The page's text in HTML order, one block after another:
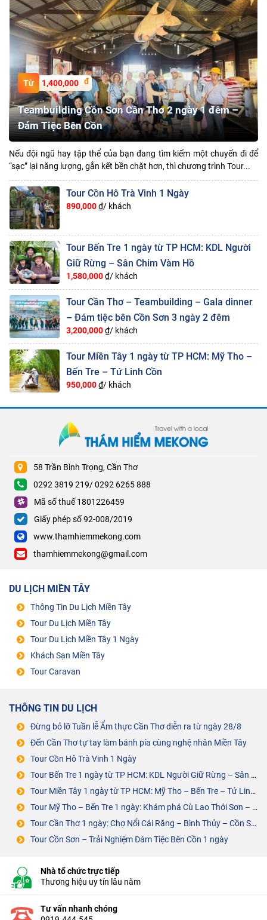
1,400,000
Teambuilding Cồn Sơn Cần Thơ 2 ngày 1 đêm –
Đám Tiệc Bên Cồn
Nếu đội ngũ hay tập thể của bạn đang tìm kiếm một chuyến đi để
“sạc” lại năng lượng, gắn kết bền chặt hơn, thì chương trình Tour...
Tour Cồn Hô Trà Vinh 1 Ngày
890,000₫/ khách
Tour Bến Tre 1 ngày từ TP HCM: KDL Người
Giữ Rừng – Sân Chim Vàm Hồ
1,580,000₫/ khách
Tour Cần Thơ – Teambuilding – Gala dinner
– Đám tiệc bên Cồn Sơn 3 ngày 2 đêm
3,200,000₫/ khách
Tour Miền Tây 1 ngày từ TP HCM: Mỹ Tho –
Bến Tre – Tứ Linh Cồn
950,000₫/ khách
58 Trần Bình Trọng, Cần Thơ
0292 3819 219/ 0292 6265 888
Mã số thuế 1801226459
Giấy phép số 92-008/2019
www.thamhiemmekong.com
thamhiemmekong@gmail.com
DU LỊCH MIỀN TÂY
Thông Tin Du Lịch Miền Tây
Tour Du Lịch Miền Tây
Tour Du Lịch Miền Tây 1 Ngày
Khách Sạn Miền Tây
Tour Caravan
THÔNG TIN DU LỊCH
Đừng bỏ lỡ Tuần lễ Ẩm thực Cần Thơ diễn ra từ ngày 28/8
Đến Cần Thơ tự tay làm bánh pía cùng nghệ nhân Miền Tây
Tour Cồn Hô Trà Vinh 1 Ngày
Tour Bến Tre 1 ngày từ TP HCM: KDL Người Giữ Rừng – Sân Chim Vàm Hồ
Tour Miền Tây 1 ngày từ TP HCM: Mỹ Tho – Bến Tre – Tứ Linh Cồn
Tour Mỹ Tho – Bến Tre 1 ngày: Khám phá Cù Lao Thới Sơn – Cồn Phụng
Tour Cần Thơ 1 ngày: Chợ Nổi Cái Răng – Bình Thủy – Cồn Sơn – ĐÁM TIỆC BÊN CỒN
Tour Cồn Sơn – Trải Nghiệm Đám Tiệc Bên Cồn 1 ngày
Nhà tổ chức trực tiếp
Thương hiệu uy tín lâu năm
Tư vấn nhanh chóng